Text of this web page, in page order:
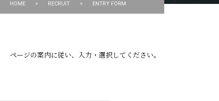
HOME > RECRUIT > ENTRY FORM
ページの案内に従い、入力・選択してください。